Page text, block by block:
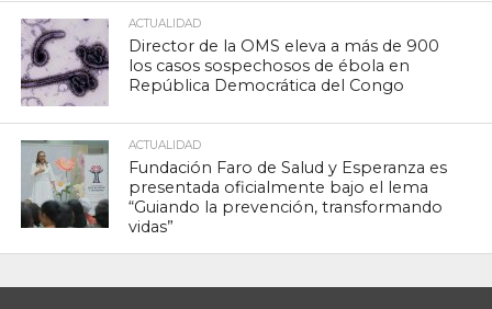
ACTUALIDAD
Director de la OMS eleva a más de 900
los casos sospechosos de ébola en
República Democrática del Congo
ACTUALIDAD
Fundación Faro de Salud y Esperanza es
presentada oficialmente bajo el lema
“Guiando la prevención, transformando
vidas”